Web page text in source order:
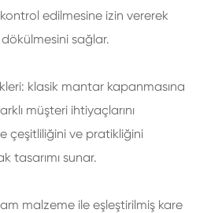
kontrol edilmesine izin vererek
sağlar.
klasik mantar kapanmasına
müşteri ihtiyaçlarını
çeşitliliğini ve pratikliğini
tasarımı sunar.
malzeme ile eşleştirilmiş kare